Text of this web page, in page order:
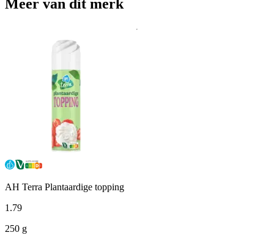
Meer van dit merk
AH Terra Plantaardige topping
1.79
250 g